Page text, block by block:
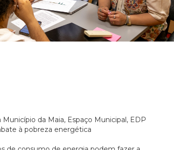
da Maia, Espaço Municipal, EDP
à pobreza energética